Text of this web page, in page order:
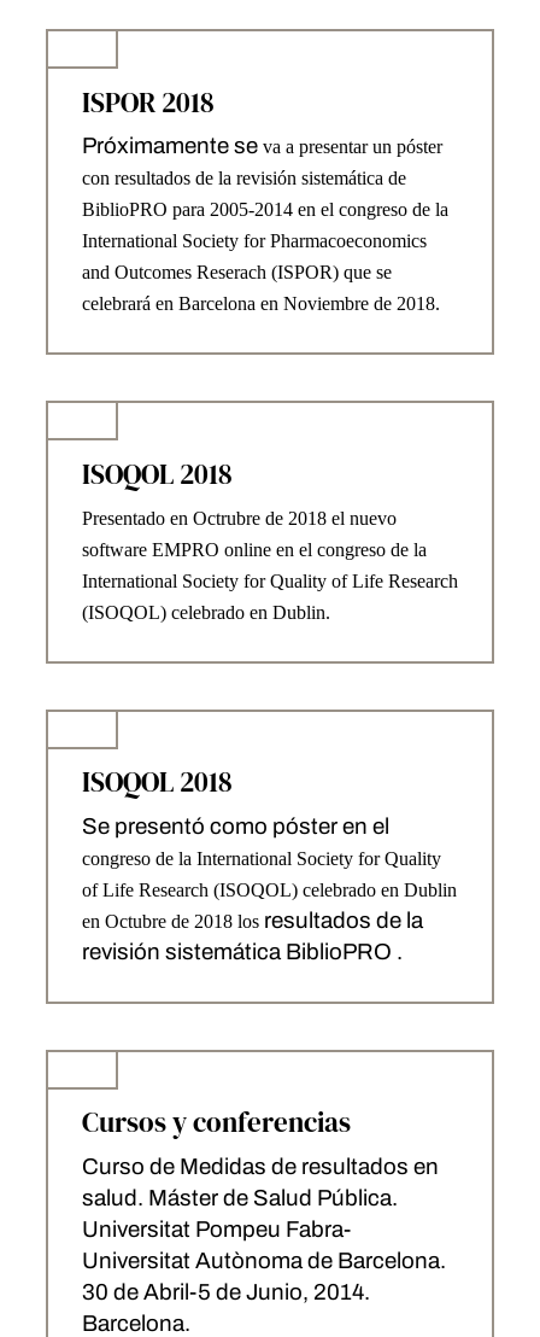
ISPOR 2018
Próximamente se va a presentar un póster
con resultados de la revisión sistemática de
BiblioPRO para 2005-2014 en el congreso de la
International Society for Pharmacoeconomics
and Outcomes Reserach (ISPOR) que se
celebrará en Barcelona en Noviembre de 2018.
ISOQOL 2018
Presentado en Octrubre de 2018 el nuevo
software EMPRO online en el congreso de la
International Society for Quality of Life Research
(ISOQOL) celebrado en Dublin.
ISOQOL 2018
Se presentó como póster en el
congreso de la International Society for Quality
of Life Research (ISOQOL) celebrado en Dublin
en Octubre de 2018 losresultados de la
revisión sistemática BiblioPRO .
Cursos y conferencias
Curso de Medidas de resultados en
salud. Máster de Salud Pública.
Universitat Pompeu Fabra-
Universitat Autònoma de Barcelona.
30 de Abril-5 de Junio, 2014.
Barcelona.